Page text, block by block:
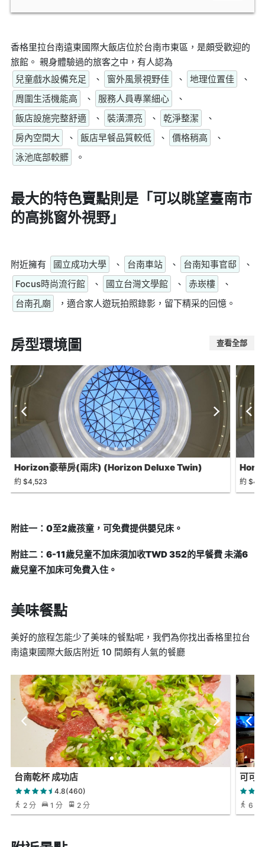
香格里拉台南遠東國際大飯店位於台南市東區，是頗受歡迎的
旅館。 親身體驗過的旅客之中，有人認為
兒童戲水設備充足
、 窗外風景視野佳 、 地理位置佳
、
周圍生活機能高
、 服務人員專業細心
、
飯店設施完整舒適
、 裝潢漂亮 、 乾淨整潔
、
房內空間大
、 飯店早餐品質較低 、 價格稍高
、
泳池底部較髒
。
最大的特色賣點則是「可以眺望臺南市
的高挑窗外視野」
附近擁有 國立成功大學 、 台南車站 、 台南知事官邸
、
Focus時尚流行館
、 國立台灣文學館 、 赤崁樓
、
台南孔廟
，適合家人遊玩拍照錄影，留下精采的回憶。
房型環境圖 查看全部
Horizon豪華房(兩床) (Horizon Deluxe Twin)
約 $4,523 約
附註一：0至2歲孩童，可免費提供嬰兒床。
附註二：6-11歲兒童不加床須加收TWD 352的早餐費 未滿6
歲兒童不加床可免費入住。
美味餐點
美好的旅程怎能少了美味的餐點呢，我們為你找出香格里拉台
南遠東國際大飯店附近 10 間頗有人氣的餐廳
台南乾杯 成功店
4.8(460)
2 分
1 分 2 分
可可
6 分